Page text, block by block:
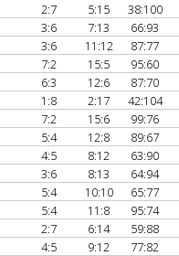
2:7 5:15 38:100
3:6 7:13 66:93
3:6 11:12 87:77
7:2 15:5 95:60
6:3 12:6 87:70
1:8 2:17 42:104
7:2 15:6 99:76
5:4 12:8 89:67
4:5 8:12 63:90
3:6 8:13 64:94
5:4 10:10 65:77
5:4 11:8 95:74
2:7 6:14 59:88
4:5 9:12 77:82